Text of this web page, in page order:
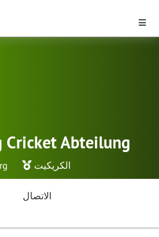
Cricket Abteilung
الكريكيت
الاتصال